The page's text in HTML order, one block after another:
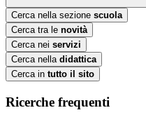
Cerca nella sezione scuola
Cerca tra le novità
Cerca nei servizi
Cerca nella didattica
Cerca in tutto il sito
Ricerche frequenti